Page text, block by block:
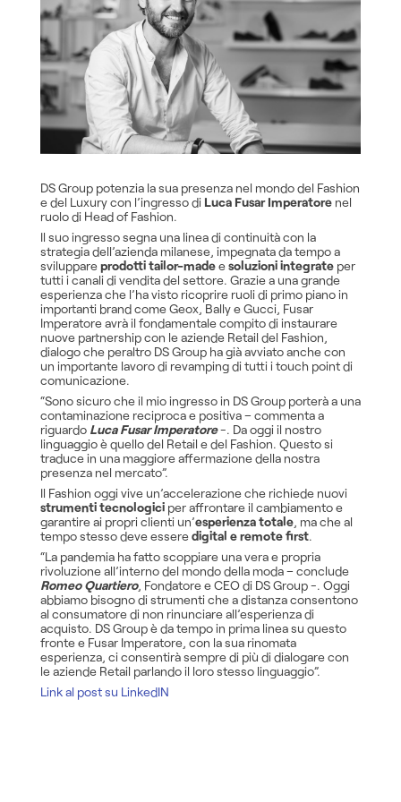
DS Group potenzia la sua presenza nel mondo del Fashion
e del Luxury con l’ingresso di Luca Fusar Imperatore nel
ruolo di Head of Fashion.
Il suo ingresso segna una linea di continuità con la
strategia dell’azienda milanese, impegnata da tempo a
sviluppareprodotti tailor-madeesoluzioni integrate per
tutti i canali di vendita del settore. Grazie a una grande
esperienza che l’ha visto ricoprire ruoli di primo piano in
importanti brand come Geox, Bally e Gucci, Fusar
Imperatore avrà il fondamentale compito di instaurare
nuove partnership con le aziende Retail del Fashion,
dialogo che peraltro DS Group ha già avviato anche con
un importante lavoro di revamping di tutti i touch point di
comunicazione.
“Sono sicuro che il mio ingresso in DS Group porterà a una
contaminazione reciproca e positiva – commenta a
riguardo Luca Fusar Imperatore-. Da oggi il nostro
linguaggio è quello del Retail e del Fashion. Questo si
traduce in una maggiore affermazione della nostra
presenza nel mercato”.
Il Fashion oggi vive un’accelerazione che richiede nuovi
strumenti tecnologici per affrontare il cambiamento e
garantire ai propri clienti un’esperienza totale , ma che al
tempo stesso deve esseredigital e remote first.
“La pandemia ha fatto scoppiare una vera e propria
rivoluzione all’interno del mondo della moda – conclude
Romeo Quartiero, Fondatore e CEO di DS Group -. Oggi
abbiamo bisogno di strumenti che a distanza consentono
al consumatore di non rinunciare all’esperienza di
acquisto. DS Group è da tempo in prima linea su questo
fronte e Fusar Imperatore, con la sua rinomata
esperienza, ci consentirà sempre di più di dialogare con
le aziende Retail parlando il loro stesso linguaggio”.
Link al post su LinkedIN